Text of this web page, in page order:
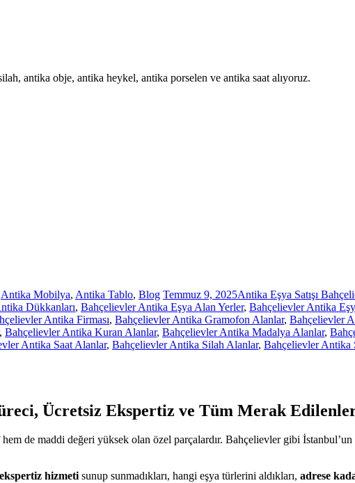
antika obje, antika heykel, antika porselen ve antika saat alıyoruz.
Antika Mobilya, Antika Tablo, Blog Temmuz 9, 2025Antika Eşya Satışı
Dükkanları, Bahçelievler Antika Eşya Alan Yerler, Bahçelievler Antika
Antika Firması, Bahçelievler Antika Gramofon Alanlar, Bahçelievler
, Bahçelievler Antika Kuran Alanlar, Bahçelievler Antika Madalya Alanlar,
Antika Saat Alanlar, Bahçelievler Antika Silah Alanlar, Bahçelievler Antika
Ücretsiz Ekspertiz ve Tüm Merak
de maddi değeri yüksek olan özel parçalardır. Bahçelievler gibi
hizmetisunup sunmadıkları, hangi eşya türlerini aldıkları, adrese